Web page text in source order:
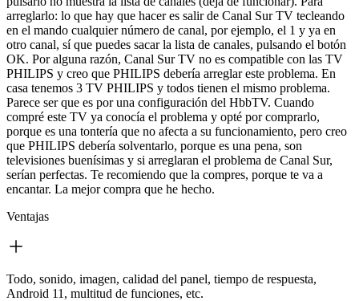
arreglarlo: lo que hay que hacer es salir de Canal Sur TV tecleando
en el mando cualquier número de canal, por ejemplo, el 1 y ya en
otro canal, sí que puedes sacar la lista de canales, pulsando el botón
OK. Por alguna razón, Canal Sur TV no es compatible con las TV
PHILIPS y creo que PHILIPS debería arreglar este problema. En
casa tenemos 3 TV PHILIPS y todos tienen el mismo problema.
Parece ser que es por una configuración del HbbTV. Cuando
compré este TV ya conocía el problema y opté por comprarlo,
porque es una tontería que no afecta a su funcionamiento, pero creo
que PHILIPS debería solventarlo, porque es una pena, son
televisiones buenísimas y si arreglaran el problema de Canal Sur,
serían perfectas. Te recomiendo que la compres, porque te va a
encantar. La mejor compra que he hecho.
Ventajas
Todo, sonido, imagen, calidad del panel, tiempo de respuesta,
Android 11, multitud de funciones, etc.